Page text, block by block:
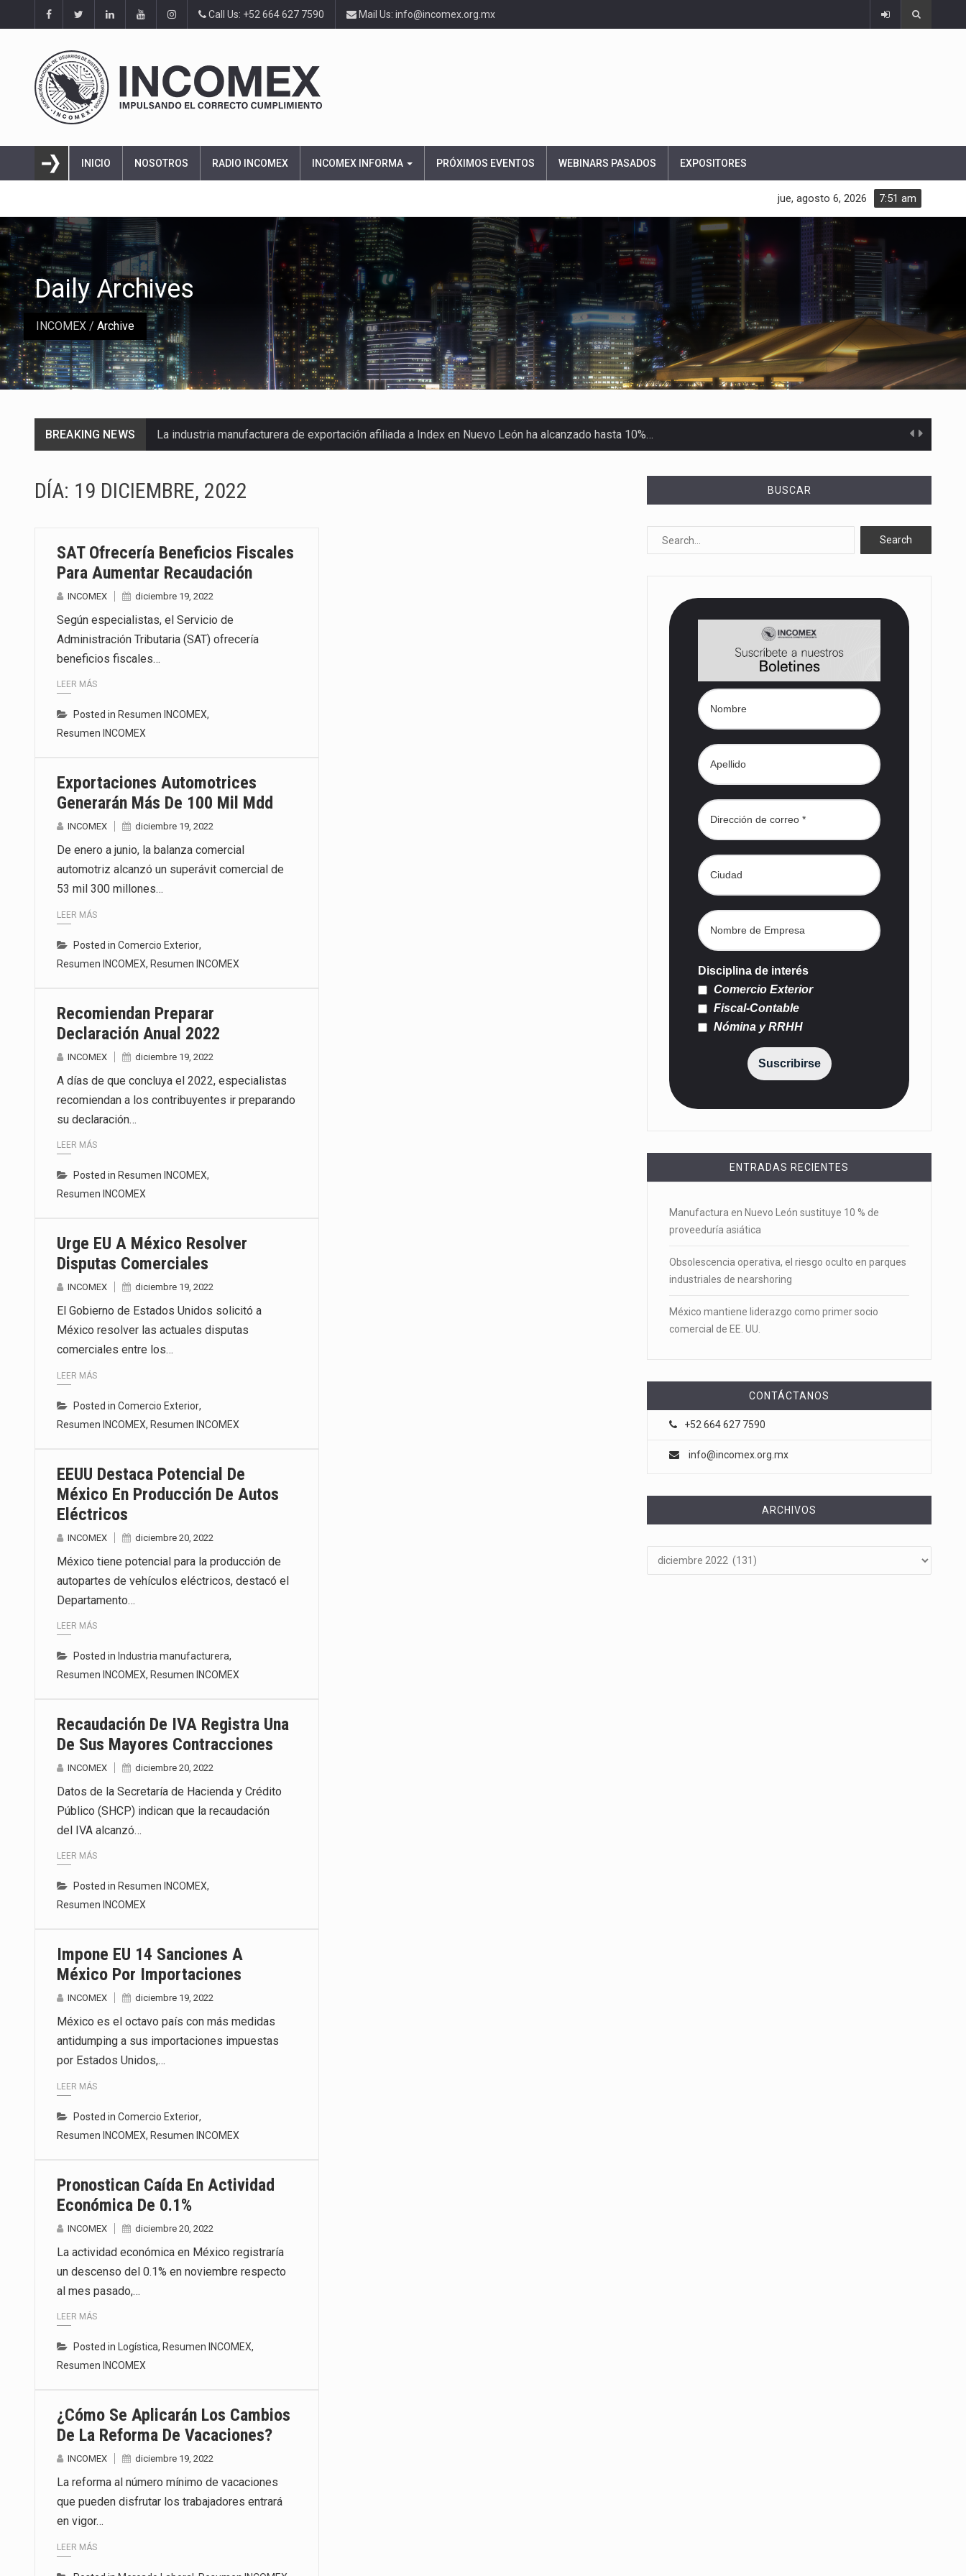
Call Us: +52 664 627 7590 Mail Us: info@incomex.org.mx
INICIO NOSOTROS RADIO INCOMEX INCOMEX INFORMA PRÓXIMOS EVENTOS WEBINARS PASADOS EXPOSITORES
7:51 am
jue, agosto 6, 2026
INCOMEX / Archive
Daily Archives
BREAKING NEWS La industria manufacturera de exportación afiliada a Index en Nuevo León ha alcanzado hasta 10%…
El superávit comercial de México con Estados Unidos alcanzó 102,581 millones de dólares (mdd) en…
El Gobierno de Estados Unidos ha procesado la devolución de aproximadamente 100,000 millones de dólares…
El mercado laboral mexicano muestra un proceso de precarización sin señales de mejora, según el…
La Cámara Minera de México (Camimex) proyecta una inversión total de 6,402.2 millones de dólares…
El secretario de Economía de México, Marcelo Ebrard Casaubon, sostuvo una reunión de trabajo con…
El gobierno federal creó mediante decreto la Oficina Presidencial para la Promoción de Inversiones, instancia…
DÍA: 19 DICIEMBRE, 2022
SAT Ofrecería Beneficios Fiscales
Para Aumentar Recaudación
INCOMEX diciembre 19, 2022
Según especialistas, el Servicio de
Administración Tributaria (SAT) ofrecería
beneficios fiscales…
LEER MÁS
Posted in Resumen INCOMEX,
Resumen INCOMEX
Exportaciones Automotrices
Generarán Más De 100 Mil Mdd
INCOMEX diciembre 19, 2022
De enero a junio, la balanza comercial
automotriz alcanzó un superávit comercial de
53 mil 300 millones…
LEER MÁS
Posted in Comercio Exterior,
Resumen INCOMEX, Resumen INCOMEX
Recomiendan Preparar
Declaración Anual 2022
INCOMEX diciembre 19, 2022
A días de que concluya el 2022, especialistas
recomiendan a los contribuyentes ir preparando
su declaración…
LEER MÁS
Posted in Resumen INCOMEX,
Resumen INCOMEX
Urge EU A México Resolver
Disputas Comerciales
INCOMEX diciembre 19, 2022
El Gobierno de Estados Unidos solicitó a
México resolver las actuales disputas
comerciales entre los…
LEER MÁS
Posted in Comercio Exterior,
Resumen INCOMEX, Resumen INCOMEX
EEUU Destaca Potencial De
México En Producción De Autos
Eléctricos
INCOMEX diciembre 20, 2022
México tiene potencial para la producción de
autopartes de vehículos eléctricos, destacó el
Departamento…
LEER MÁS
Posted in Industria manufacturera,
Resumen INCOMEX, Resumen INCOMEX
Recaudación De IVA Registra Una
De Sus Mayores Contracciones
INCOMEX diciembre 20, 2022
Datos de la Secretaría de Hacienda y Crédito
Público (SHCP) indican que la recaudación
del IVA alcanzó…
LEER MÁS
Posted in Resumen INCOMEX,
Resumen INCOMEX
Impone EU 14 Sanciones A
México Por Importaciones
INCOMEX diciembre 19, 2022
México es el octavo país con más medidas
antidumping a sus importaciones impuestas
por Estados Unidos,…
LEER MÁS
Posted in Comercio Exterior,
Resumen INCOMEX, Resumen INCOMEX
Pronostican Caída En Actividad
Económica De 0.1%
INCOMEX diciembre 20, 2022
La actividad económica en México registraría
un descenso del 0.1% en noviembre respecto
al mes pasado,…
LEER MÁS
Posted in Logística, Resumen INCOMEX,
Resumen INCOMEX
¿Cómo Se Aplicarán Los Cambios
De La Reforma De Vacaciones?
INCOMEX diciembre 19, 2022
La reforma al número mínimo de vacaciones
que pueden disfrutar los trabajadores entrará
en vigor…
LEER MÁS
BUSCAR
Disciplina de interés
Comercio Exterior
Fiscal-Contable
Nómina y RRHH
Suscribirse
ENTRADAS RECIENTES
Manufactura en Nuevo León sustituye 10 % de
proveeduría asiática
Obsolescencia operativa, el riesgo oculto en parques
industriales de nearshoring
México mantiene liderazgo como primer socio
comercial de EE. UU.
CONTÁCTANOS
+52 664 627 7590
info@incomex.org.mx
ARCHIVOS